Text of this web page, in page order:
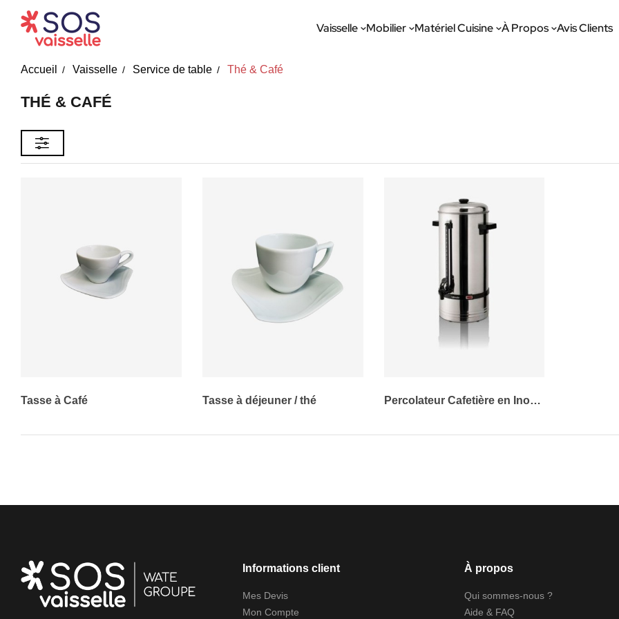
Vaisselle Mobilier Matériel Cuisine À Propos Avis Clients
Accueil Vaisselle Service de table Thé & Café
THÉ & CAFÉ
Tasse à Café Tasse à déjeuner / thé
Percolateur Cafetière en Inox
Informations client
Mes Devis
Mon Compte
À propos
Qui sommes-nous ?
Aide & FAQ